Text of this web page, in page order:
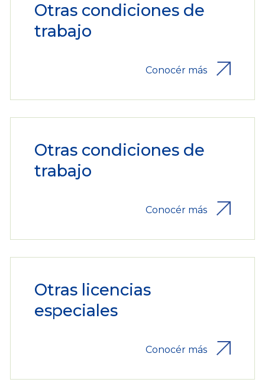
Otras condiciones de
trabajo
Conocér más
Otras condiciones de
trabajo
Conocér más
Otras licencias
especiales
Conocér más